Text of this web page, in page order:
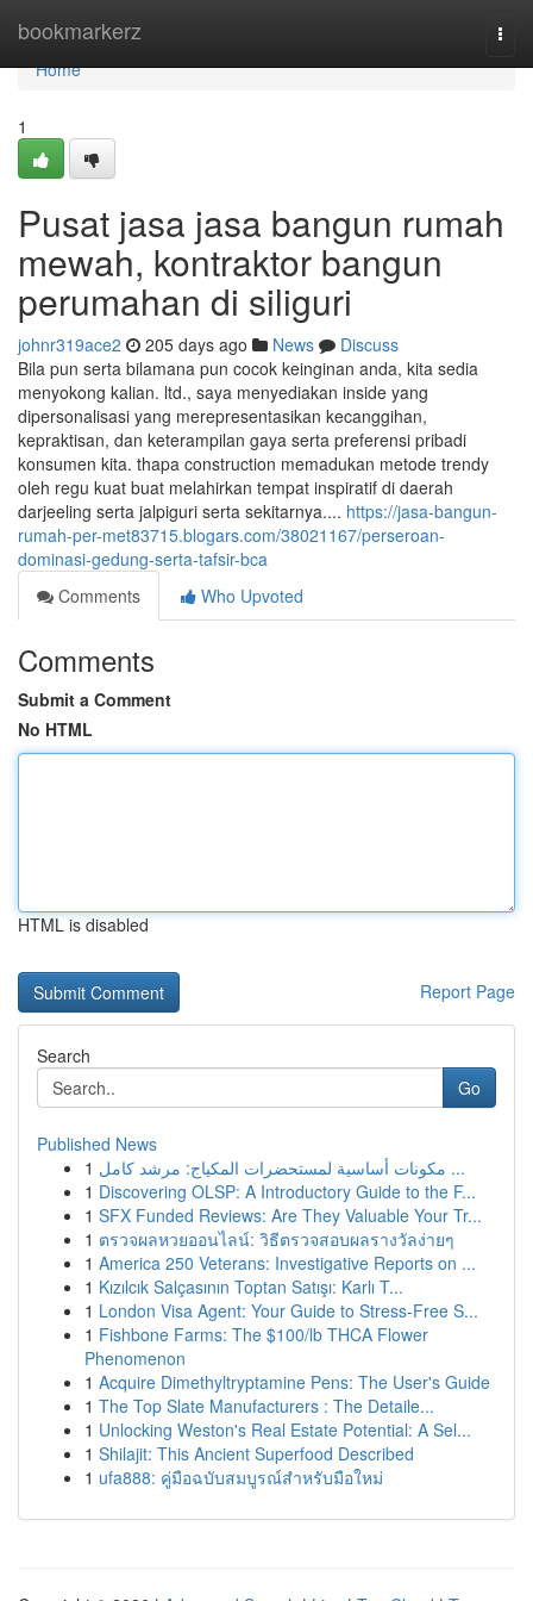
bookmarkerz
Home
Home
1
Pusat jasa jasa bangun rumah
mewah, kontraktor bangun
perumahan di siliguri
johnr319ace2 205 days ago News
Discuss
Bila pun serta bilamana pun cocok keinginan anda, kita sedia
menyokong kalian. ltd., saya menyediakan inside yang
dipersonalisasi yang merepresentasikan kecanggihan,
kepraktisan, dan keterampilan gaya serta preferensi pribadi
konsumen kita. thapa construction memadukan metode trendy
oleh regu kuat buat melahirkan tempat inspiratif di daerah
darjeeling serta jalpiguri serta sekitarnya.... https://jasa-bangun-
rumah-per-met83715.blogars.com/38021167/perseroan-
dominasi-gedung-serta-tafsir-bca
Comments
Who Upvoted
Comments
Submit a Comment
No HTML
HTML is disabled
Report Page
Search
Go
Published News
1
مكونات أساسية لمستحضرات المكياج: مرشد كامل ...
1 Discovering OLSP: A Introductory Guide to the F...
1 SFX Funded Reviews: Are They Valuable Your Tr...
1 ตรวจผลหวยออนไลน์: วิธีตรวจสอบผลรางวัลง่ายๆ
1 America 250 Veterans: Investigative Reports on ...
1 Kızılcık Salçasının Toptan Satışı: Karlı T...
1 London Visa Agent: Your Guide to Stress-Free S...
1 Fishbone Farms: The $100/lb THCA Flower
Phenomenon
1 Acquire Dimethyltryptamine Pens: The User's Guide
1 The Top Slate Manufacturers : The Detaile...
1 Unlocking Weston's Real Estate Potential: A Sel...
1 Shilajit: This Ancient Superfood Described
1 ufa888: คู่มือฉบับสมบูรณ์สำหรับมือใหม่